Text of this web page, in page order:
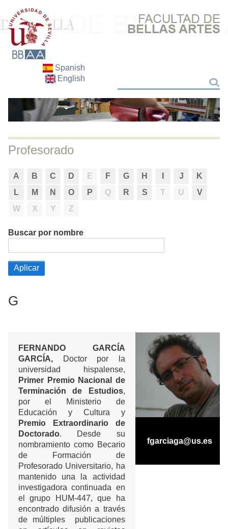
Spanish
English
Buscar
Profesorado
A B C D E F G H J
K
L
M N O P Q R S T U
V
W
X Y Z
Buscar por nombre
G
FERNANDO GARCÍA
GARCÍA,
Doctor por la
universidad hispalense,
Primer Premio Nacional
de
Terminación de Estudios,
por el Ministerio de
Educación y Cultura y
Premio Extraordinario de
Doctorado. Desde su
nombramiento como Becario
de Formación de
Profesorado Universitario, ha
mantenido una la actividad
investigadora continuada en
el grupo HUM-447, que ha
encontrado difusión a través
de múltiples publicaciones
fgarciaga@us.es